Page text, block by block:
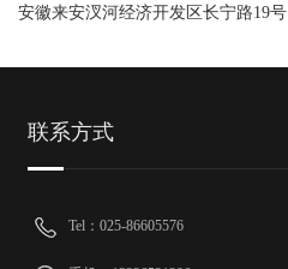
安徽来安汊河经济开发区长宁路19号
联系方式
Tel：025-86605576